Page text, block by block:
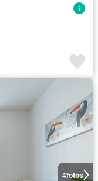
4fotos